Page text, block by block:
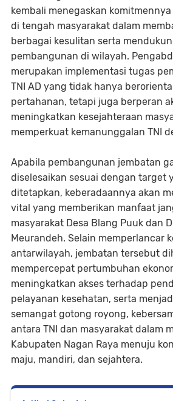
kembali menegaskan
di tengah masyarakat dalam
berbagai kesulitan serta
pembangunan di wilayah.
merupakan implementasi tugas
TNI AD yang tidak hanya
pertahanan, tetapi juga berperan
meningkatkan kesejahteraan
memperkuat kemanunggalan TNI
Apabila pembangunan jembatan
diselesaikan sesuai dengan target
ditetapkan, keberadaannya akan
vital yang memberikan manfaat
masyarakat Desa Blang Puuk dan
Meurandeh. Selain memperlancar
antarwilayah, jembatan tersebut
mempercepat pertumbuhan
meningkatkan akses terhadap
pelayanan kesehatan, serta
semangat gotong royong,
antara TNI dan masyarakat dalam
Kabupaten Nagan Raya menuju
maju, mandiri, dan sejahtera.